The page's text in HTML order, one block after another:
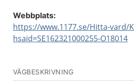
Webbplats:
https://www.1177.se/Hitta-vard/
hsaid=SE162321000255-O18014
VÄGBESKRIVNING